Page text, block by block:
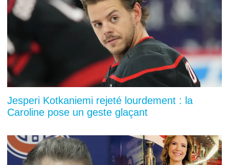
Jesperi Kotkaniemi rejeté lourdement : la
Caroline pose un geste glaçant